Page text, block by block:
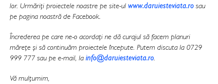
lor. Urmăriți proiectele noastre pe site-ul www.daruiesteviata.ro sau
pe pagina noastră de Facebook.
Încrederea pe care ne-o acordați ne dă curajul să facem planuri
mărețe și să continuăm proiectele începute. Putem discuta la 0729
999 777 sau pe e-mail, la info@daruiesteviata.ro.
Vă mulțumim,